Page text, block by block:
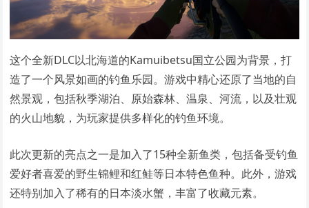
这个全新DLC以北海道的Kamuibetsu国立公园为背景，打
造了一个风景如画的钓鱼乐园。游戏中精心还原了当地的自
然景观，包括秋季湖泊、原始森林、温泉、河流，以及壮观
的火山地貌，为玩家提供多样化的钓鱼环境。
此次更新的亮点之一是加入了15种全新鱼类，包括备受钓鱼
爱好者喜爱的野生锦鲤和红鲑等日本特色鱼种。此外，游戏
还特别加入了稀有的日本淡水蟹，丰富了收藏元素。